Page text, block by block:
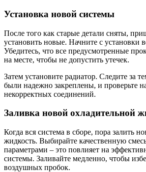
Установка новой системы
После того как старые детали сняты,
установить новые. Начните с установки
Убедитесь, что все предусмотренные
на месте, чтобы не допустить утечек.
Затем установите радиатор. Следите за
были надежно закреплены, и проверьте
некорректных соединений.
Заливка новой охладительной
Когда вся система в сборе, пора залить
жидкость. Выбирайте качественную
параметрами – это повлияет на
системы. Заливайте медленно, чтобы
воздушных пробок.